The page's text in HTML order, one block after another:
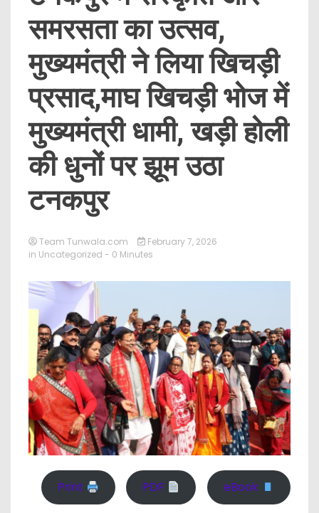
समरसता का उत्सव,
मुख्यमंत्री ने लिया खिचड़ी
प्रसाद,माघ खिचड़ी भोज में
मुख्यमंत्री धामी, खड़ी होली
की धुनों पर झूम उठा
टनकपुर
Team Tunwala.com
February 7, 2026
in Uncategorized - 0 Minutes
Print PDF eBook